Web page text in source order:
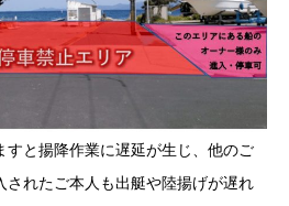
すと揚降作業に遅延が生じ、他のご
されたご本人も出艇や陸揚げが遅れ